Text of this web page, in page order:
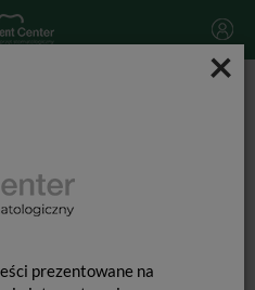
×
prezentowane na
100szt.